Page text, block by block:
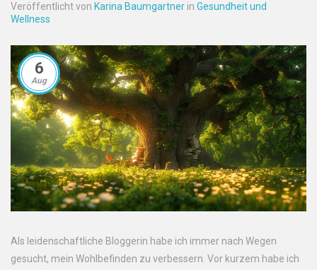
Veröffentlicht von Karina Baumgartner in Gesundheit und
Wellness
6
Aug
Als leidenschaftliche Bloggerin habe ich immer nach Wegen
gesucht, mein Wohlbefinden zu verbessern. Vor kurzem habe ich